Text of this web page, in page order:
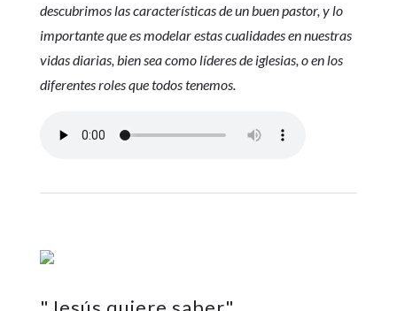
descubrimos las características de un buen pastor, y lo
importante que es modelar estas cualidades en nuestras
vidas diarias, bien sea como líderes de iglesias, o en los
diferentes roles que todos tenemos.